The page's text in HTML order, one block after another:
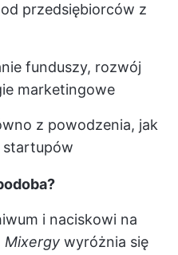
przedsiębiorców z
funduszy, rozwój
marketingowe
z powodzenia, jak
startupów
i naciskowi na
Mixergy wyróżnia się